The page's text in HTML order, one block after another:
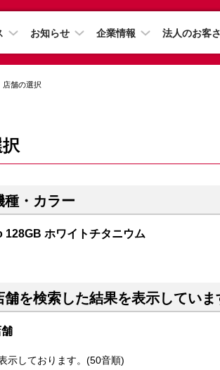
お知らせ 企業情報 法人のお客
店舗の選択
種・カラー
ホワイトチタニウム
舗を検索した結果を表示していま
示しております。(50音順)